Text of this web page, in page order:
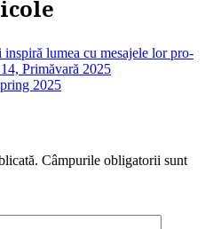
lumea cu mesajele lor pro-
Primăvară 2025
2025
Câmpurile obligatorii sunt